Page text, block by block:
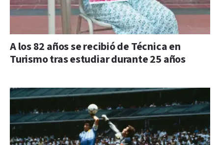
A los 82 años se recibió de Técnica en
Turismo tras estudiar durante 25 años